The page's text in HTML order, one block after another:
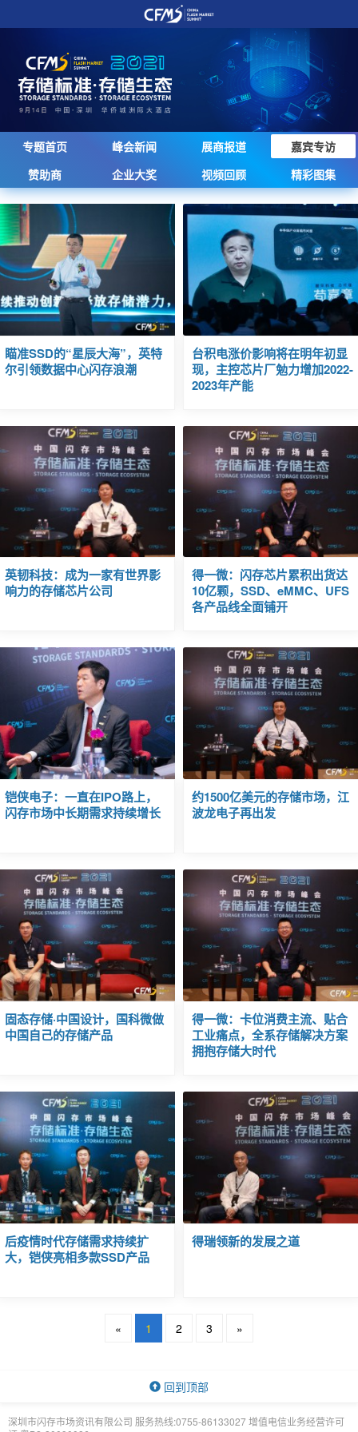
专题首页 峰会新闻 展商报道
嘉宾专访
赞助商
企业大奖 视频回顾 精彩图集
瞄准SSD的“星辰大海”，英特
尔引领数据中心闪存浪潮
台积电涨价影响将在明年初显
现，主控芯片厂勉力增加2022-
2023年产能
英韧科技：成为一家有世界影
响力的存储芯片公司
得一微：闪存芯片累积出货达
10亿颗，SSD、eMMC、UFS
各产品线全面铺开
铠侠电子：一直在IPO路上，
闪存市场中长期需求持续增长
约1500亿美元的存储市场，江
波龙电子再出发
固态存储·中国设计，国科微做
中国自己的存储产品
得一微：卡位消费主流、贴合
工业痛点，全系存储解决方案
拥抱存储大时代
后疫情时代存储需求持续扩
大，铠侠亮相多款SSD产品
得瑞领新的发展之道
« 1 2 3 »
回到顶部
深圳市闪存市场资讯有限公司 服务热线:0755-86133027 增值电信业务经营许可